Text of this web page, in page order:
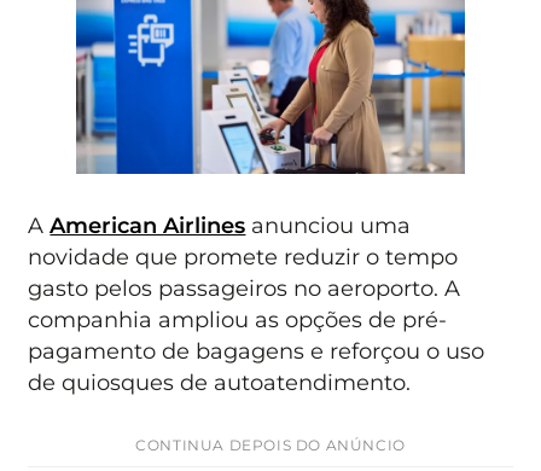
AAmerican Airlines anunciou uma
novidade que promete reduzir o tempo
gasto pelos passageiros no aeroporto. A
companhia ampliou as opções de pré-
pagamento de bagagens e reforçou o uso
de quiosques de autoatendimento.
CONTINUA DEPOIS DO ANÚNCIO